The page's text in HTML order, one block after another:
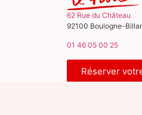
62 Rue du Château
92100 Boulogne-
01 46 05 00 25
Réserver